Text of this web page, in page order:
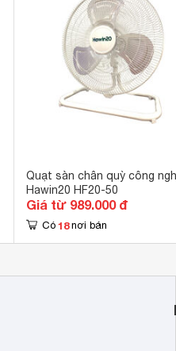
Thiết kế
Động cơ bạc
7.6 kg
Quạt sàn chân quỳ công
Hawin20 HF20-50
Giá từ 989.000 đ
Có 18 nơi bán